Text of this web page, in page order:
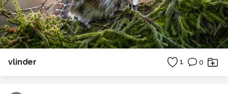
vlinder 1 0